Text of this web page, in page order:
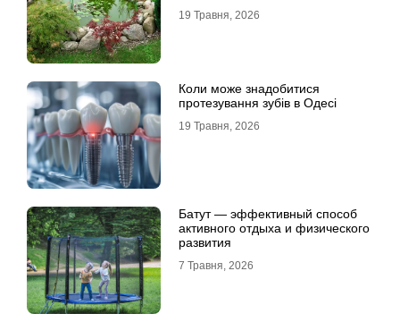
19 Травня, 2026
Коли може знадобитися
протезування зубів в Одесі
19 Травня, 2026
Батут — эффективный способ
активного отдыха и физического
развития
7 Травня, 2026